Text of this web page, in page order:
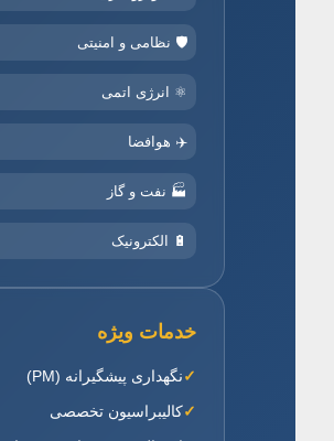
🛡️ نظامی و امنیتی
⚛️ انرژی اتمی
✈️ هوافضا
🏭 نفت و گاز
🔋 الکترونیک
خدمات ویژه
نگهداری پیشگیرانه (PM)
کالیبراسیون تخصصی